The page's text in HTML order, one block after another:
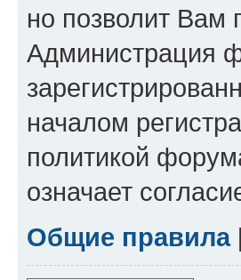
но позволит Вам
Администрация
началом
политикой
означает
Общие правила